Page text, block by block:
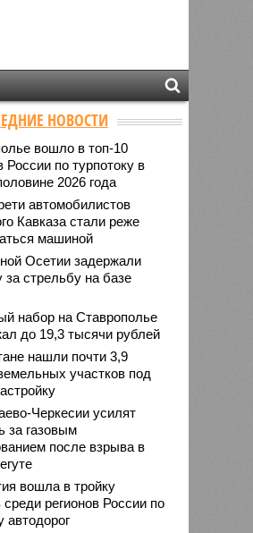
НОВОСТИ
вошло в топ-10
России по турпотоку в
2026 года
автомобилистов
Кавказа стали реже
машиной
Осетии задержали
за стрельбу на базе
набор на Ставрополье
до 19,3 тысячи рублей
нашли почти 3,9
участков под
Черкесии усилят
за газовым
после взрыва в
вошла в тройку
среди регионов России по
автодорог